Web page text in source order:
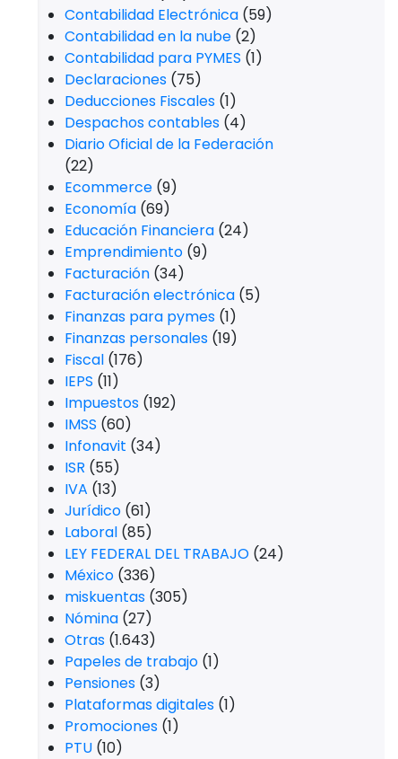
Contabilidad Electrónica (59)
Contabilidad en la nube (2)
Contabilidad para PYMES (1)
Declaraciones (75)
Deducciones Fiscales (1)
Despachos contables (4)
Diario Oficial de la Federación
(22)
Ecommerce (9)
Economía (69)
Educación Financiera (24)
Emprendimiento (9)
Facturación (34)
Facturación electrónica (5)
Finanzas para pymes (1)
Finanzas personales (19)
Fiscal (176)
IEPS (11)
Impuestos (192)
IMSS (60)
Infonavit (34)
ISR (55)
IVA (13)
Jurídico (61)
Laboral (85)
LEY FEDERAL DEL TRABAJO (24)
México (336)
miskuentas (305)
Nómina (27)
Otras (1.643)
Papeles de trabajo (1)
Pensiones (3)
Plataformas digitales (1)
Promociones (1)
PTU (10)